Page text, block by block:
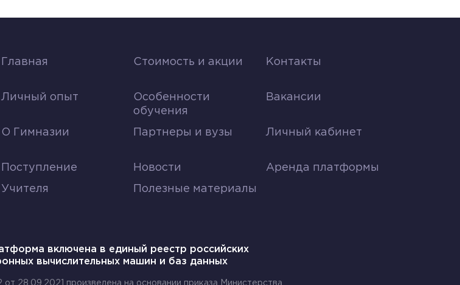
Главная Стоимость и акции Контакты
Личный опыт
Особенности
обучения
Вакансии
О Гимназии Партнеры и вузы Личный кабинет
Поступление Новости Аренда платформы
Учителя Полезные материалы
включена в единый реестр российских
вычислительных машин и баз данных
от 28.09.2021 произведена на основании приказа Министерства